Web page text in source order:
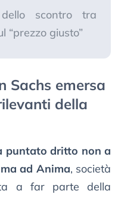
scontro tra
“prezzo giusto”
Sachs emersa
della
puntato dritto non a
ad Anima, società
a far parte della